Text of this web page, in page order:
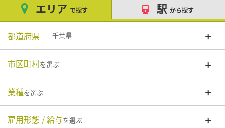
エリア で探す 駅 から探す
都道府県 千葉県
市区町村を選ぶ
業種を選ぶ
雇用形態 / 給与を選ぶ